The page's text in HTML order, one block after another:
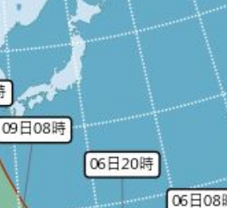
銀2銅 18:27
日本被笑 18:27
員工慘了 18:25